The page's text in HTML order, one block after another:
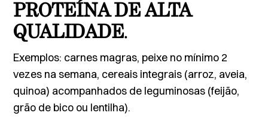
PROTEÍNA DE ALTA
QUALIDADE.
Exemplos: carnes magras, peixe no mínimo 2
vezes na semana, cereais integrais (arroz, aveia,
quinoa) acompanhados de leguminosas (feijão,
grão de bico ou lentilha).